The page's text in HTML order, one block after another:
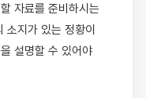
자료를 준비하시는
지가 있는 정황이
설명할 수 있어야